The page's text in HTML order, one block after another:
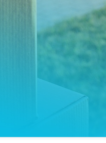
FELADANDÓ
A CN23
KITÖLTÉSI